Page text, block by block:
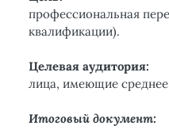
профессиональная
квалификации).
Целевая аудитория:
лица, имеющие
Итоговый документ: